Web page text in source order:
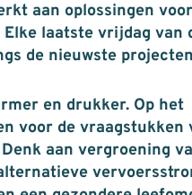
aan oplossingen voor
laatste vrijdag van
de nieuwste
en drukker. Op het
voor de vraagstukken
aan vergroening